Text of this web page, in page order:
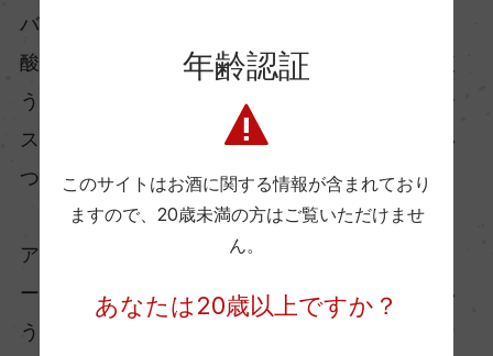
バーベキューソースはスパイスたっぷりで甘く、
酸味もほどよくそして少しスモーキーなものを使
う。ワインの芳醇なベリー感にバーベキューソー
スの甘味とスパイシーさが絶妙にマッチし、つい
つい舌鼓を打たずにはいられない。
アメリカで育まれたカルチャーであるバーベキュ
ーと全米で人気のブドウから造られたワインとい
うストーリーを持つこの二つが合わないはずはな
年齢認証
このサイトはお酒に関する情報が含まれており
ますので、 20歳未満の方はご覧いただけませ
ん。
あなたは20歳以上ですか？